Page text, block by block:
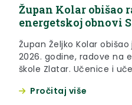
Župan Kolar obišao
energetskoj obnovi
Župan Željko Kolar
2026. godine, radove na
škole Zlatar. Učenice i
se završetak radova
Pročitaj više